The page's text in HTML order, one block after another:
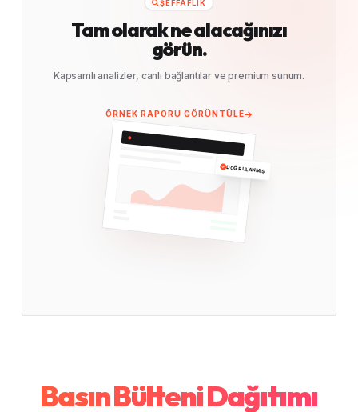
ŞEFFAFLIK
Tam olarak ne alacağınızı
görün.
Kapsamlı analizler, canlı bağlantılar ve premium sunum.
ÖRNEK RAPORU GÖRÜNTÜLE
DOĞRULANMIŞ
Basın Bülteni Dağıtımı